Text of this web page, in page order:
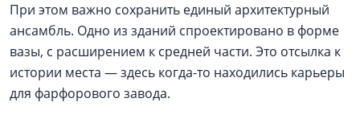
При этом важно сохранить единый архитектурный
ансамбль. Одно из зданий спроектировано в форме
вазы, с расширением к средней части. Это отсылка к
истории места — здесь когда-то находились карьеры
для фарфорового завода.